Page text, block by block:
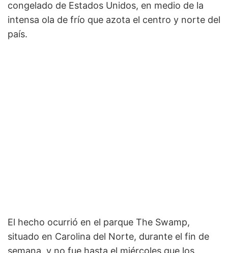
congelado de Estados Unidos, en medio de la
intensa ola de frío que azota el centro y norte del
país.
El hecho ocurrió en el parque The Swamp,
situado en Carolina del Norte, durante el fin de